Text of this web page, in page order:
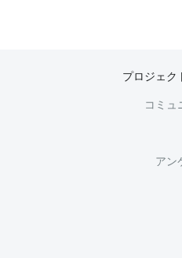
プロジェク
コミュ
アン